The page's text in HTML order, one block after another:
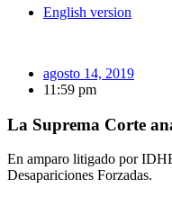
English version
agosto 14, 2019
11:59 pm
La Suprema Corte
En amparo litigado por
Desapariciones Forzadas.